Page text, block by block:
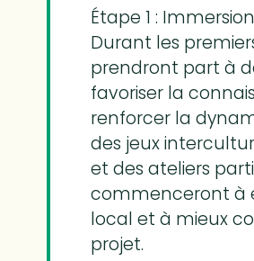
Étape 1 : Immersion
Durant les
prendront part à
favoriser la
renforcer la
des jeux
et des ateliers
commenceront à
local et à mieux
projet.